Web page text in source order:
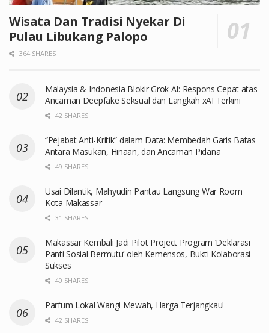
Wisata Dan Tradisi Nyekar Di
Pulau Libukang Palopo
364 SHARES
Malaysia & Indonesia Blokir Grok AI: Respons Cepat atas
Ancaman Deepfake Seksual dan Langkah xAI Terkini
42 SHARES
“Pejabat Anti-Kritik” dalam Data: Membedah Garis Batas
Antara Masukan, Hinaan, dan Ancaman Pidana
49 SHARES
Usai Dilantik, Mahyudin Pantau Langsung War Room
Kota Makassar
31 SHARES
Makassar Kembali Jadi Pilot Project Program ‘Deklarasi
Panti Sosial Bermutu’ oleh Kemensos, Bukti Kolaborasi
Sukses
40 SHARES
Parfum Lokal Wangi Mewah, Harga Terjangkau!
42 SHARES